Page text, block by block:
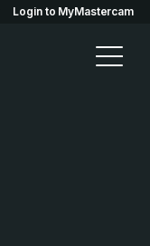
Login to MyMastercam